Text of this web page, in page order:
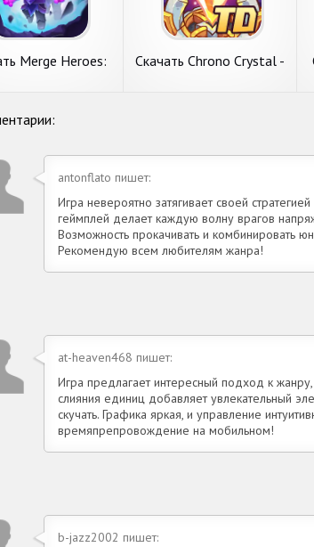
от популярного
Augustus May
Главные
1.
подробнее
Андроид
популярного издателя
Ubisoft Entertainment.
Системные требования.
подробнее
Merge Heroes:
Merge Heroes:
Defense [Взлом
АндроидMerge
Tower Defense от
разработчика
Game Studio.
требования. 1.
подробнее
Скачать Chrono Crystal -
Андроид
обсудим игру с пункта
Crystal - Tower Defense от
нового коллектива Lanqing
Games. Системные
требования.
подробнее
antonflato пишет:
Игра невероятно затягивает своей
геймплей делает каждую волну врагов
Возможность прокачивать и комбинировать
Рекомендую всем любителям жанра!
at-heaven468 пишет:
Игра предлагает интересный подход к
слияния единиц добавляет увлекательный
скучать. Графика яркая, и управление
времяпрепровождение на мобильном!
b-jazz2002 пишет: